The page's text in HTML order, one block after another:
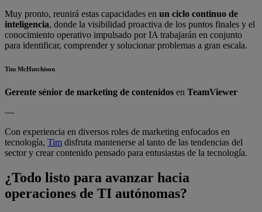
Muy pronto, reunirá estas capacidades en un ciclo continuo de
inteligencia, donde la visibilidad proactiva de los puntos finales y el
conocimiento operativo impulsado por IA trabajarán en conjunto
para identificar, comprender y solucionar problemas a gran escala.
Tim McHutchison
Gerente sénior de marketing de contenidos en TeamViewer
—
Con experiencia en diversos roles de marketing enfocados en
tecnología, Tim disfruta mantenerse al tanto de las tendencias del
sector y crear contenido pensado para entusiastas de la tecnología.
¿Todo listo para avanzar hacia
operaciones de TI autónomas?